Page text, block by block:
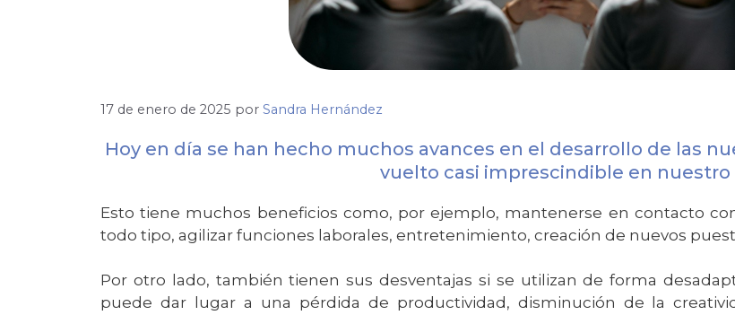
17 de enero de 2025 por Sandra Hernández
Hoy en día se han hecho muchos avances en el desarrollo de las
vuelto casi imprescindible en nuestro
Esto tiene muchos beneficios como, por ejemplo, mantenerse en contacto
todo tipo, agilizar funciones laborales, entretenimiento, creación de nuevos
Por otro lado, también tienen sus desventajas si se utilizan de forma
puede dar lugar a una pérdida de productividad, disminución de la